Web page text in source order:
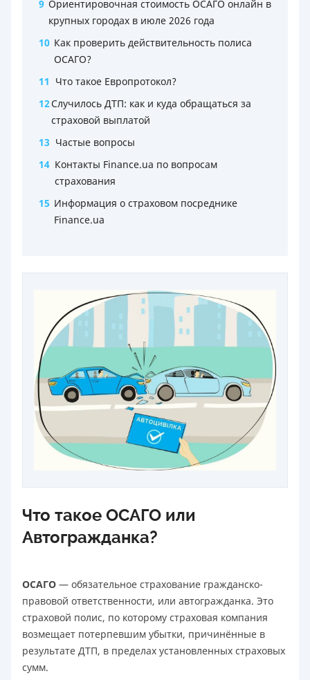
9 Ориентировочная стоимость ОСАГО онлайн в
крупных городах в июле 2026 года
10 Как проверить действительность полиса
ОСАГО?
11 Что такое Европротокол?
12Случилось ДТП: как и куда обращаться за
страховой выплатой
13 Частые вопросы
14 Контакты Finance.ua по вопросам
страхования
15 Информация о страховом посреднике
Finance.ua
Что такое ОСАГО или
Автогражданка?
ОСАГО — обязательное страхование гражданско-
правовой ответственности, или автогражданка. Это
страховой полис, по которому страховая компания
возмещает потерпевшим убытки, причинённые в
результате ДТП, в пределах установленных страховых
сумм.